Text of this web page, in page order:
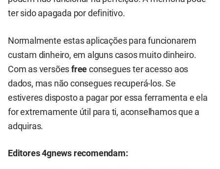
ter sido apagada por definitivo.
Normalmente estas aplicações para funcionarem
custam dinheiro, em alguns casos muito dinheiro.
Com as versõesfreeconsegues ter acesso aos
dados, mas não consegues recuperá-los. Se
estiveres disposto a pagar por essa ferramenta e ela
for extremamente útil para ti, aconselhamos que a
adquiras.
Editores 4gnews recomendam: